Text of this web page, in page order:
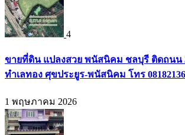
4
ขายที่ดิน แปลงสวย พนัสนิคม ชลบุรี ติดถนน
ทำเลทอง ศุขประยูร-พนัสนิคม โทร
1 พฤษภาคม 2026